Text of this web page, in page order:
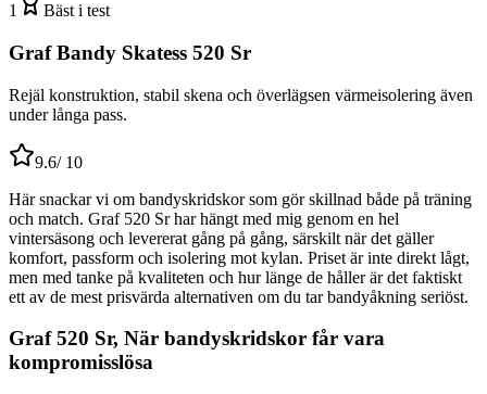
1 Bäst i test
Graf Bandy Skatess 520 Sr
Rejäl konstruktion, stabil skena och överlägsen värmeisolering även
under långa pass.
9.6/ 10
Här snackar vi om bandyskridskor som gör skillnad både på träning
och match. Graf 520 Sr har hängt med mig genom en hel
vintersäsong och levererat gång på gång, särskilt när det gäller
komfort, passform och isolering mot kylan. Priset är inte direkt lågt,
men med tanke på kvaliteten och hur länge de håller är det faktiskt
ett av de mest prisvärda alternativen om du tar bandyåkning seriöst.
Graf 520 Sr, När bandyskridskor får vara
kompromisslösa